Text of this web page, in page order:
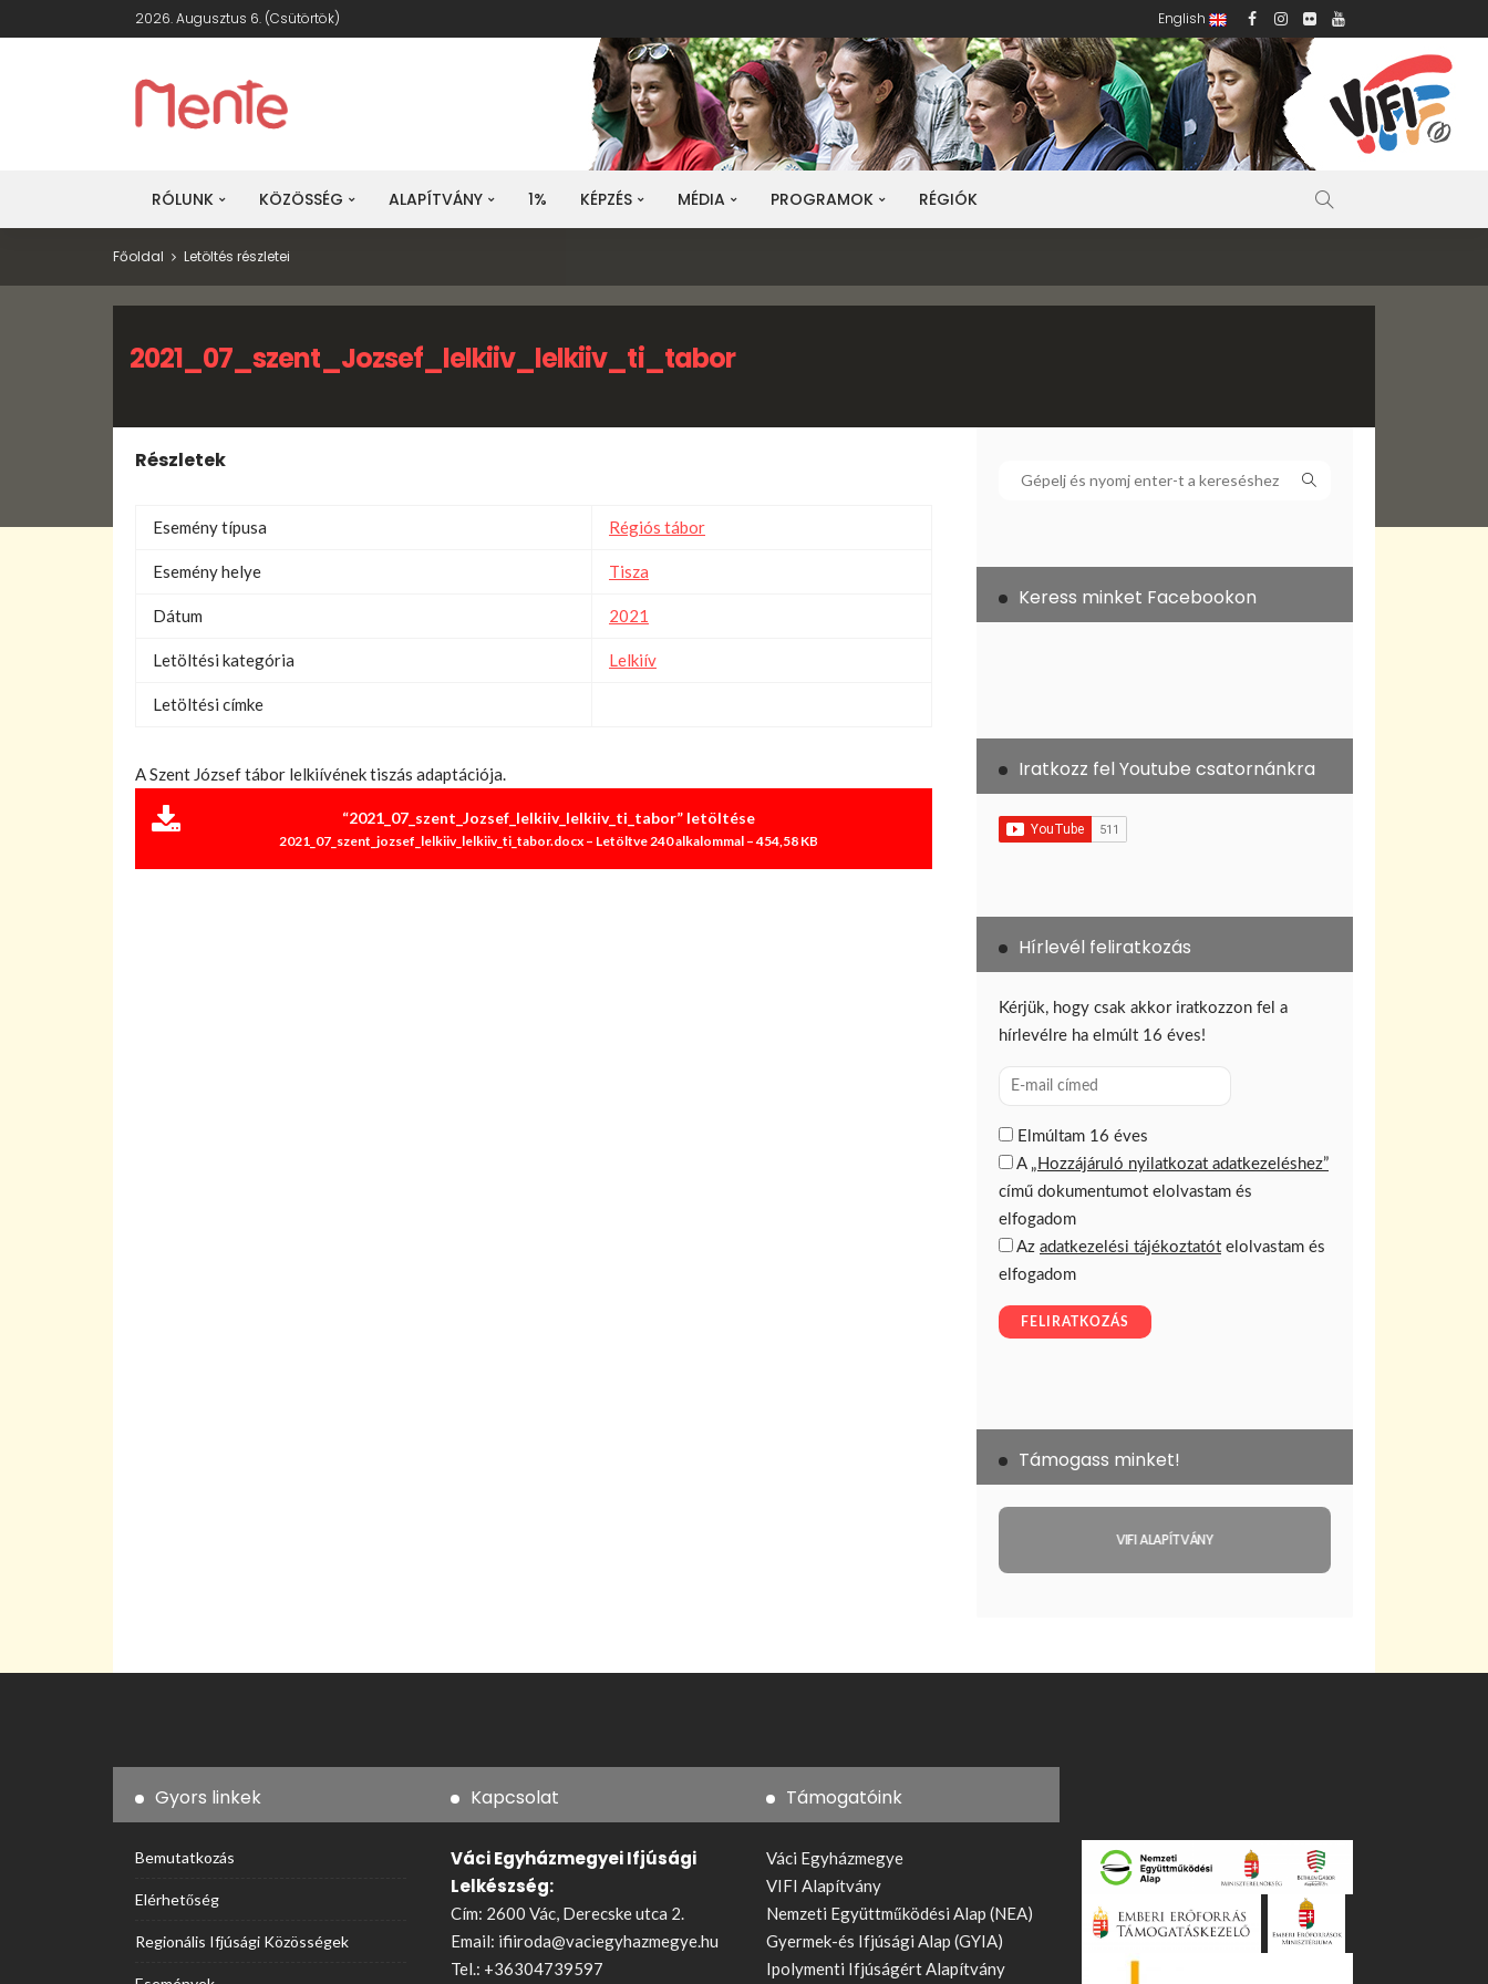
2026. Augusztus 6. (csütörtök) English
RÓLUNK KÖZÖSSÉG ALAPÍTVÁNY 1% KÉPZÉS MÉDIA PROGRAMOK RÉGIÓK
Főoldal Letöltés részletei
2021_07_szent_Jozsef_lelkiiv_lelkiiv_ti_tabor
Részletek
Esemény típusa Régiós tábor
Esemény helye Tisza
Dátum 2021
Letöltési kategória Lelkiív
Letöltési címke
A Szent József tábor lelkiívének tiszás adaptációja.
“2021_07_szent_Jozsef_lelkiiv_lelkiiv_ti_tabor” letöltése
2021_07_szent_jozsef_lelkiiv_lelkiiv_ti_tabor.docx – Letöltve 240 alkalommal – 454,58 KB
Keress minket Facebookon
Iratkozz fel Youtube csatornánkra
Hírlevél feliratkozás
Támogass minket!
VIFI ALAPÍTVÁNY
Gyors linkek
Bemutatkozás
Elérhetőség
Regionális Ifjúsági Közösségek
Kapcsolat
Váci Egyházmegyei Ifjúsági
Lelkészség:
Cím: 2600 Vác, Derecske utca 2.
Email: ifiiroda@vaciegyhazmegye.hu
Tel.: +36304739597
Támogatóink
Váci Egyházmegye
VIFI Alapítvány
Nemzeti Együttműködési Alap (NEA)
Gyermek-és Ifjúsági Alap (GYIA)
Ipolymenti Ifjúságért Alapítvány